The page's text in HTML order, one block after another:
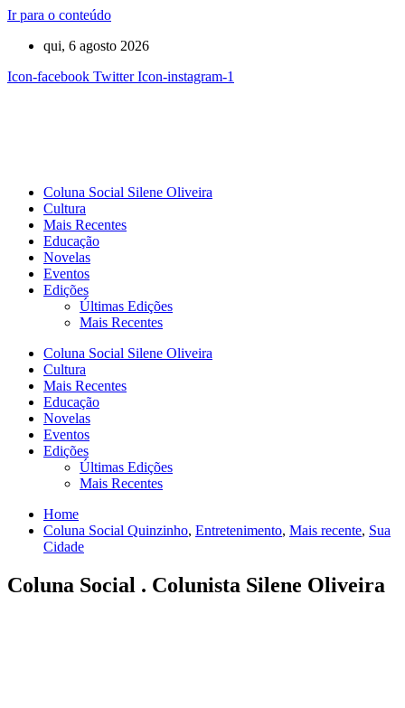
Ir para o conteúdo
qui, 6 agosto 2026
Icon-facebook Twitter Icon-instagram-1
Coluna Social Silene Oliveira
Cultura
Mais Recentes
Educação
Novelas
Eventos
Edições
Últimas Edições
Mais Recentes
Coluna Social Silene Oliveira
Cultura
Mais Recentes
Educação
Novelas
Eventos
Edições
Últimas Edições
Mais Recentes
Home
Coluna Social Quinzinho, Entretenimento, Mais recente, Sua
Cidade
Coluna Social . Colunista Silene Oliveira